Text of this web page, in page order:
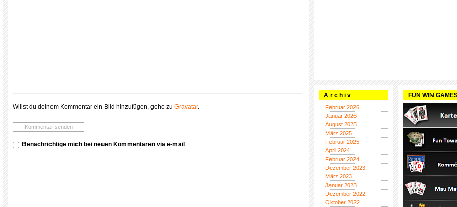
Willst du deinem Kommentar ein Bild hinzufügen, gehe zu Gravatar.
Benachrichtige mich bei neuen Kommentaren via e-mail
A r c h i v
Februar 2026
Januar 2026
August 2025
März 2025
Februar 2025
April 2024
Februar 2024
Dezember 2023
März 2023
Januar 2023
Dezember 2022
Oktober 2022
FUN WIN